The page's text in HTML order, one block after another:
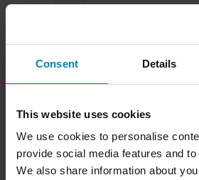
Consent Details
This website uses cookies
We use cookies to personalise
provide social media features and
We also share information about
Da -15%
Furore Poppy
GP